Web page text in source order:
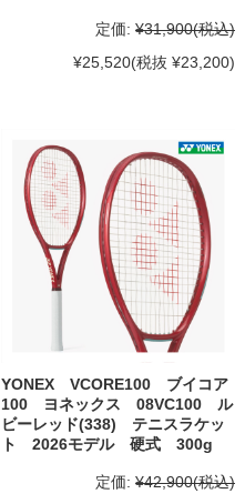
定価: ¥31,900(税込)
¥25,520(税抜 ¥23,200)
YONEX VCORE100 ブイコア
100 ヨネックス 08VC100 ル
ビーレッド(338) テニスラケッ
ト 2026モデル 硬式 300g
定価: ¥42,900(税込)